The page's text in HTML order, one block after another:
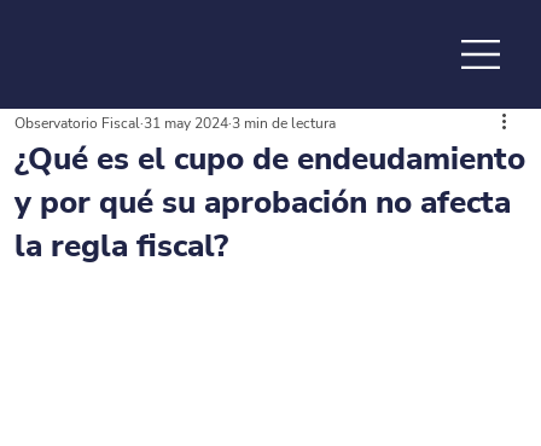
de la
¿Qué es el cupo de endeudamiento
y por qué su aprobación no afecta
la regla fiscal?
Observatorio Fiscal31 may 20243 min de lectura